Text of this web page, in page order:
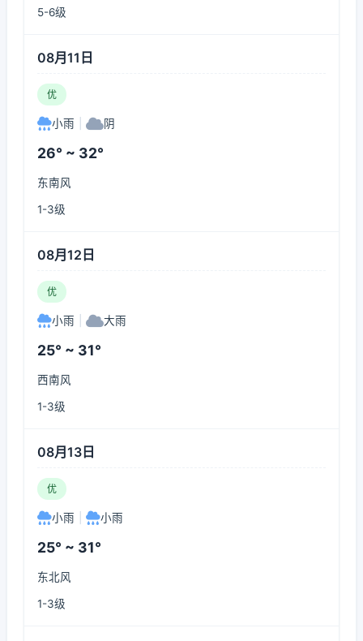
5-6级
08月11日
优
小雨 阴
26° ~ 32°
东南风
1-3级
08月12日
优
小雨 大雨
25° ~ 31°
西南风
1-3级
08月13日
优
小雨 小雨
25° ~ 31°
东北风
1-3级